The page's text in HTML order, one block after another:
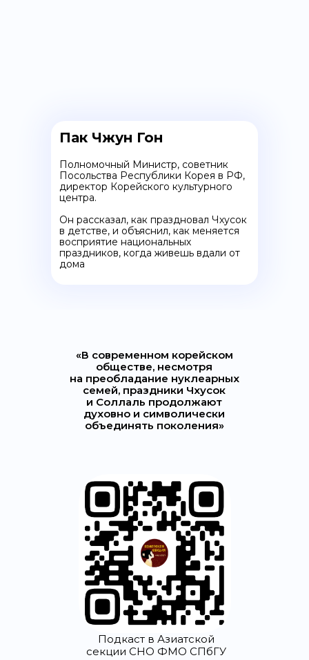
Пак Чжун Гон
Полномочный Министр, советник
Посольства Республики Корея в РФ,
директор Корейского культурного
центра.
Он рассказал, как праздновал Чхусок
в детстве, и объяснил, как меняется
восприятие национальных
праздников, когда живешь вдали от
дома
Подкаст в Азиатской
секции СНО ФМО СПбГУ
«В современном корейском
обществе, несмотря
на преобладание нуклеарных
семей, праздники Чхусок
и Соллаль продолжают
духовно и символически
объединять поколения»